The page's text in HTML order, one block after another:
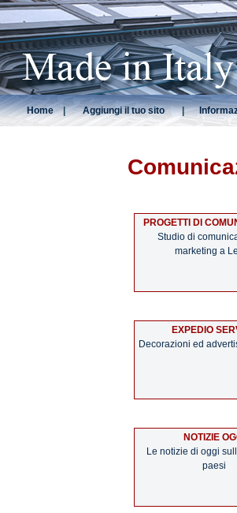
Home | Aggiungi il tuo sito |
PROGETTI DI
Studio di
marketing a
EXPEDIO
Decorazioni ed
NOTIZIE
Le notizie di oggi
paesi